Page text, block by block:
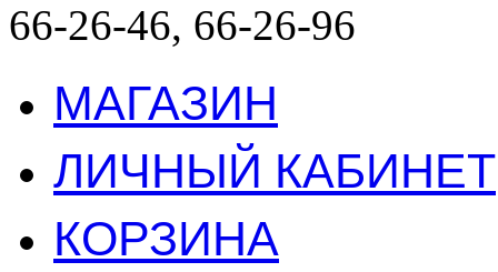
66-26-46, 66-26-96
МАГАЗИН
ЛИЧНЫЙ КАБИНЕТ
КОРЗИНА